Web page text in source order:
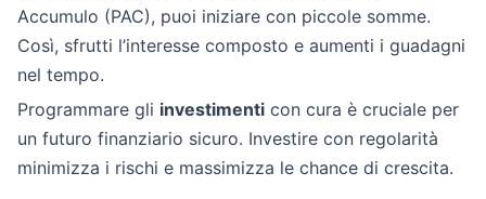
Accumulo (PAC), puoi iniziare con piccole somme.
Così, sfrutti l’interesse composto e aumenti i guadagni
nel tempo.
Programmare gli investimenti con cura è cruciale per
un futuro finanziario sicuro. Investire con regolarità
minimizza i rischi e massimizza le chance di crescita.